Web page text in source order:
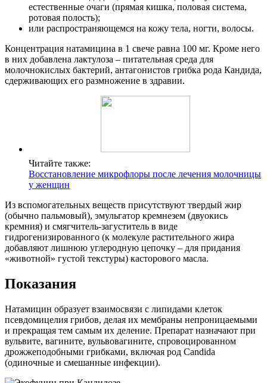
естественные очаги (прямая кишка, половая система,
ротовая полость);
или распространяющемся на кожу тела, ногти, волосы.
Концентрация натамицина в 1 свече равна 100 мг. Кроме него
в них добавлена лактулоза – питательная среда для
молочнокислых бактерий, антагонистов грибка рода Кандида,
сдерживающих его размножение в здравии.
Читайте также:
Восстановление микрофлоры после лечения молочницы
у женщин
Из вспомогательных веществ присутствуют твердый жир
(обычно пальмовый), эмульгатор кремнезем (двуокись
кремния) и смягчитель-загуститель в виде
гидрогенизированного (к молекуле растительного жира
добавляют лишнюю углеродную цепочку – для придания
«животной» густой текстуры) касторового масла.
Показания
Натамицин образует взаимосвязи с липидами клеток
псевдомицелия грибов, делая их мембраны непроницаемыми
и прекращая тем самым их деление. Препарат назначают при
вульвите, вагините, вульвовагините, спровоцированном
дрожжеподобными грибками, включая род Candida
(одиночные и смешанные инфекции).